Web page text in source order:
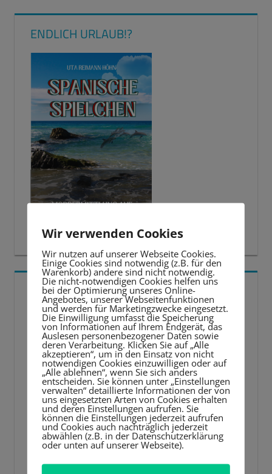
ENDLICH URLAUB!?
5 BESTE LERNTIPPS
Video-
Player
Wir verwenden Cookies
Wir nutzen auf unserer Webseite Cookies.
Einige Cookies sind notwendig (z.B. für den
Warenkorb) andere sind nicht notwendig.
Die nicht-notwendigen Cookies helfen uns
bei der Optimierung unseres Online-
Angebotes, unserer Webseitenfunktionen
und werden für Marketingzwecke eingesetzt.
Die Einwilligung umfasst die Speicherung
von Informationen auf Ihrem Endgerät, das
Auslesen personenbezogener Daten sowie
deren Verarbeitung. Klicken Sie auf „Alle
akzeptieren“, um in den Einsatz von nicht
notwendigen Cookies einzuwilligen oder auf
„Alle ablehnen“, wenn Sie sich anders
entscheiden. Sie können unter „Einstellungen
verwalten“ detaillierte Informationen der von
uns eingesetzten Arten von Cookies erhalten
und deren Einstellungen aufrufen. Sie
können die Einstellungen jederzeit aufrufen
und Cookies auch nachträglich jederzeit
abwählen (z.B. in der Datenschutzerklärung
oder unten auf unserer Webseite).